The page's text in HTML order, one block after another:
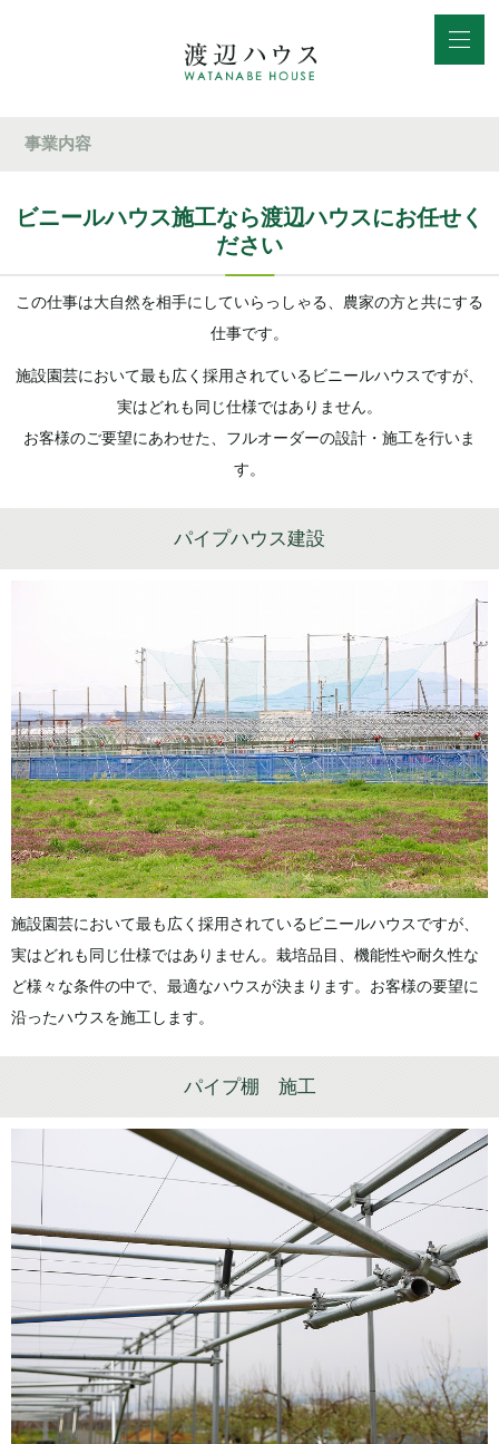
事業内容
ビニールハウス施工なら渡辺ハウスにお任せく
ださい
この仕事は大自然を相手にしていらっしゃる、農家の方と共にする
仕事です。
施設園芸において最も広く採用されているビニールハウスですが、
実はどれも同じ仕様ではありません。
お客様のご要望にあわせた、フルオーダーの設計・施工を行いま
す。
パイプハウス建設
施設園芸において最も広く採用されているビニールハウスですが、
実はどれも同じ仕様ではありません。栽培品目、機能性や耐久性な
ど様々な条件の中で、最適なハウスが決まります。お客様の要望に
沿ったハウスを施工します。
パイプ棚 施工